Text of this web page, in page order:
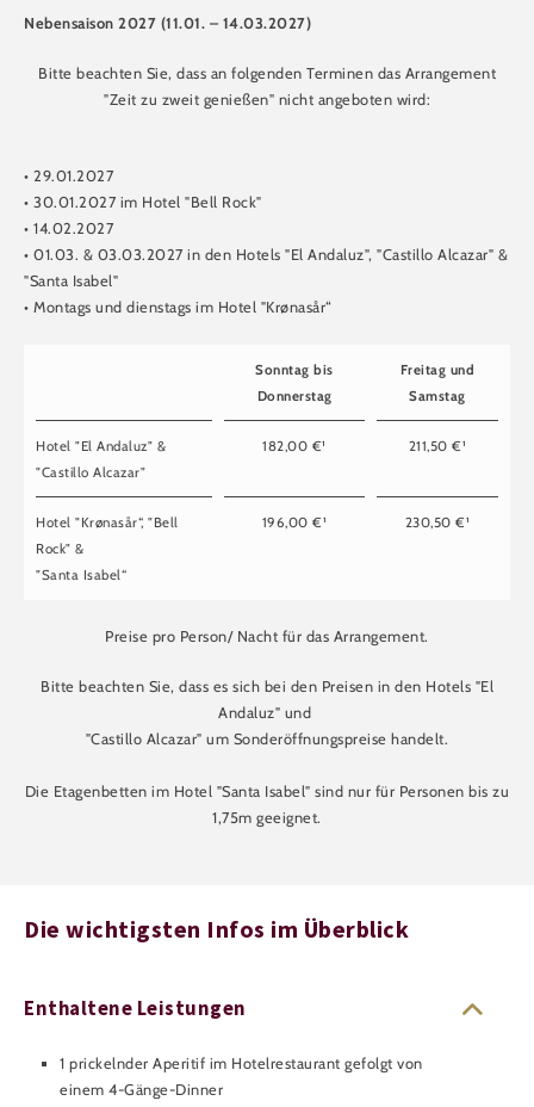
Nebensaison 2027 (11.01. – 14.03.2027)
Bitte beachten Sie, dass an folgenden Terminen das Arrangement
"Zeit zu zweit genießen" nicht angeboten wird:
• 29.01.2027
• 30.01.2027 im Hotel "Bell Rock"
• 14.02.2027
• 01.03. & 03.03.2027 in den Hotels "El Andaluz", "Castillo Alcazar" &
"Santa Isabel"
• Montags und dienstags im Hotel "Krønasår“
Sonntag bis
Donnerstag
Freitag und
Samstag
Hotel "El Andaluz" &
"Castillo Alcazar"
182,00 €¹ 211,50 €¹
Hotel "Krønasår“, "Bell
Rock" &
"Santa Isabel“
196,00 €¹ 230,50 €¹
Preise pro Person/ Nacht für das Arrangement.
Bitte beachten Sie, dass es sich bei den Preisen in den Hotels "El
Andaluz" und
"Castillo Alcazar" um Sonderöffnungspreise handelt.
Die Etagenbetten im Hotel "Santa Isabel" sind nur für Personen bis zu
1,75m geeignet.
Die wichtigsten Infos im Überblick
Enthaltene Leistungen
1 prickelnder Aperitif im Hotelrestaurant gefolgt von
einem 4-Gänge-Dinner